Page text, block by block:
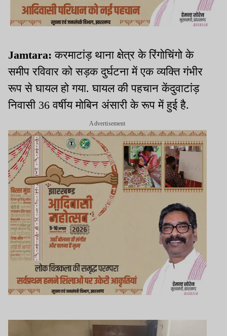
Jamtara:करमाटांड़ थाना क्षेत्र के रिंगोचिंगो के
समीप रविवार को सड़क दुर्घटना में एक व्यक्ति गंभीर
रूप से घायल हो गया. घायल की पहचान केंदुवाटांड़
निवासी 36 वर्षीय मोबिन अंसारी के रूप में हुई है.
Advertisement